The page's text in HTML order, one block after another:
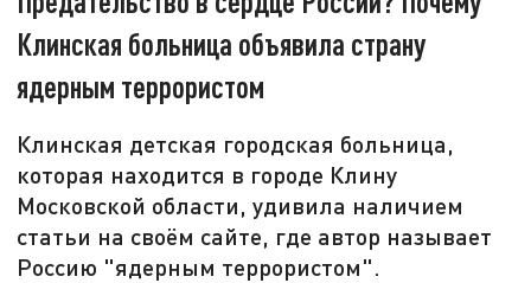
Клинская больница объявила страну
ядерным террористом
Клинская детская городская больница,
которая находится в городе Клину
Московской области, удивила наличием
статьи на своём сайте, где автор называет
Россию "ядерным террористом".